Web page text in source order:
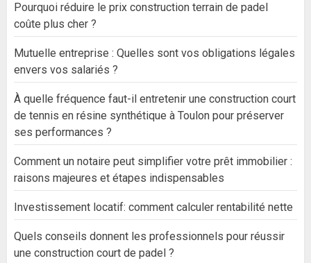
Pourquoi réduire le prix construction terrain de padel
coûte plus cher ?
Mutuelle entreprise : Quelles sont vos obligations légales
envers vos salariés ?
À quelle fréquence faut-il entretenir une construction court
de tennis en résine synthétique à Toulon pour préserver
ses performances ?
Comment un notaire peut simplifier votre prêt immobilier :
raisons majeures et étapes indispensables
Investissement locatif: comment calculer rentabilité nette
Quels conseils donnent les professionnels pour réussir
une construction court de padel ?